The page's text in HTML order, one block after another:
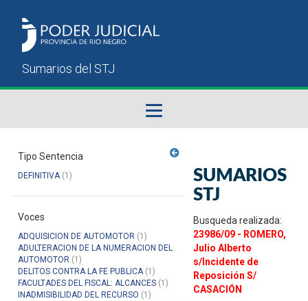
Sumarios del STJ
Manual del Usuario
Tipo Sentencia
DEFINITIVA(1)
Voces
ADQUISICION DE AUTOMOTOR (1)
ADULTERACION DE LA NUMERACION DEL
AUTOMOTOR (1)
DELITOS CONTRA LA FE PUBLICA(1)
FACULTADES DEL FISCAL: ALCANCES (1)
INADMISIBILIDAD DEL RECURSO (1)
SUMARIOS
STJ
Busqueda realizada:
23986/09 - ROMERO,
Julio Alberto
s/Incidente de
Reposición S/
CASACIÓN